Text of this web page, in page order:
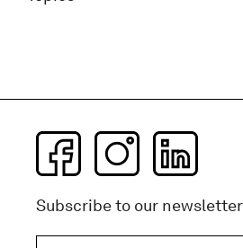
Subscribe to our newsletter